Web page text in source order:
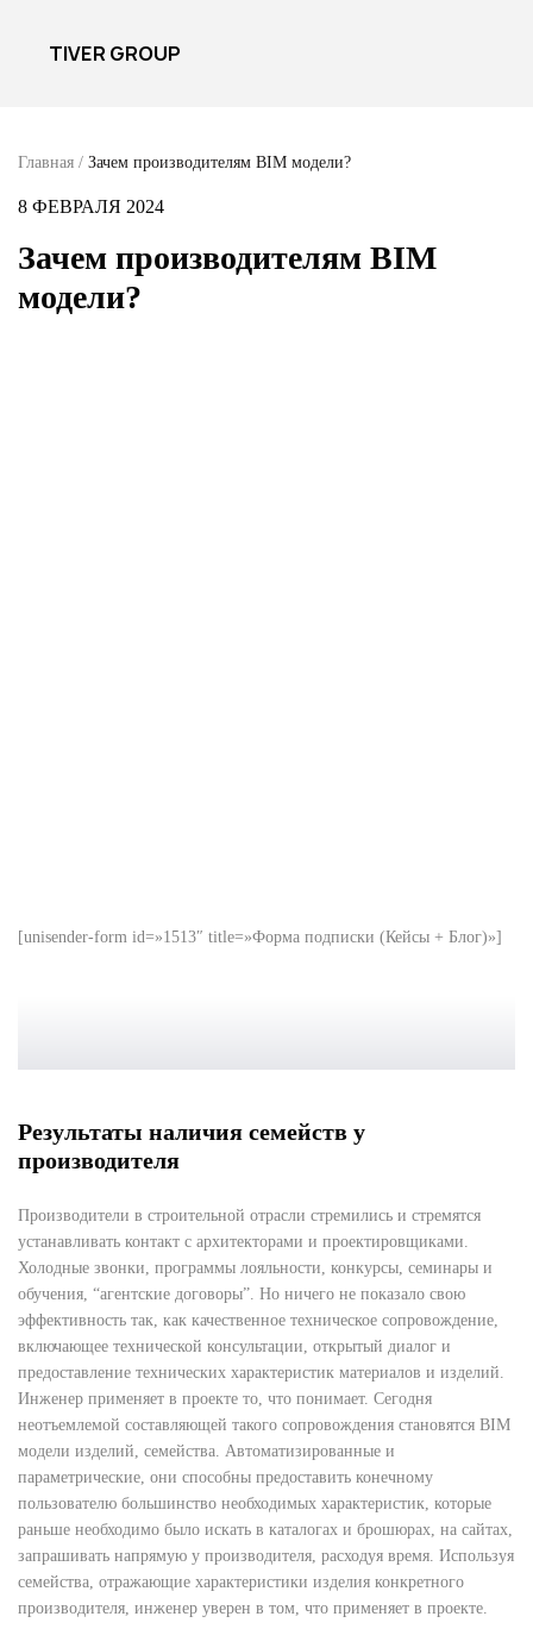
TIVER GROUP
Главная / Зачем производителям BIM модели?
8 ФЕВРАЛЯ 2024
Зачем производителям BIM
модели?
[unisender-form id=»1513″ title=»Форма подписки (Кейсы + Блог)»]
Результаты наличия семейств у
производителя
Производители в строительной отрасли стремились и стремятся
устанавливать контакт с архитекторами и проектировщиками.
Холодные звонки, программы лояльности, конкурсы, семинары и
обучения, “агентские договоры”. Но ничего не показало свою
эффективность так, как качественное техническое сопровождение,
включающее технической консультации, открытый диалог и
предоставление технических характеристик материалов и изделий.
Инженер применяет в проекте то, что понимает. Сегодня
неотъемлемой составляющей такого сопровождения становятся BIM
модели изделий, семейства. Автоматизированные и
параметрические, они способны предоставить конечному
пользователю большинство необходимых характеристик, которые
раньше необходимо было искать в каталогах и брошюрах, на сайтах,
запрашивать напрямую у производителя, расходуя время. Используя
семейства, отражающие характеристики изделия конкретного
производителя, инженер уверен в том, что применяет в проекте.